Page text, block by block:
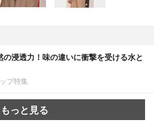
の浸透力！味の違いに衝撃を受ける水と
プ特集
もっと見る